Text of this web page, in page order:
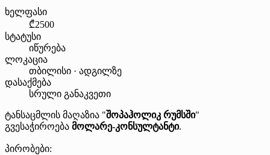
ხელფასი
₾2500
სტატუსი
იწურება
ლოკაცია
თბილისი · ადგილზე
დასაქმება
სრული განაკვეთი
ტანსაცმლის მაღაზია "შოპაჰოლიკ რუმსში"
გვესაჭიროება მოლარე-კონსულტანტი.
პირობები: